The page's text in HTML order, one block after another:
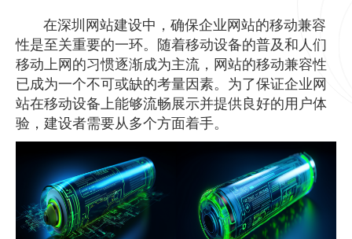
在深圳网站建设中，确保企业网站的移动兼容
性是至关重要的一环。随着移动设备的普及和人们
移动上网的习惯逐渐成为主流，网站的移动兼容性
已成为一个不可或缺的考量因素。为了保证企业网
站在移动设备上能够流畅展示并提供良好的用户体
验，建设者需要从多个方面着手。